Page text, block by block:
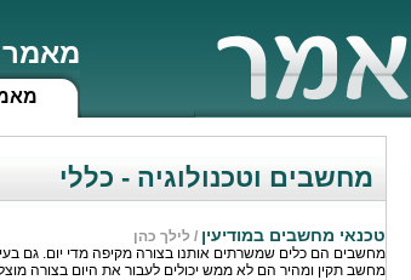
מאמר
מחשבים וטכנולוגיה - כללי
טכנאי מחשבים במודיעין /לילך כהן
מחשבים הם כלים שמשרתים אותנו בצורה מקיפה מדי יום. גם
מחשב תקין ומהיר הם לא ממש יכולים לעבור את היום בצורה